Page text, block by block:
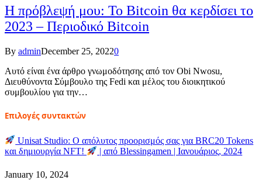
Η πρόβλεψή μου: Το Bitcoin θα κερδίσει το
2023 – Περιοδικό Bitcoin
By adminDecember 25, 20220
Αυτό είναι ένα άρθρο γνωμοδότησης από τον Obi Nwosu,
Διευθύνοντα Σύμβουλο της Fedi και μέλος του διοικητικού
συμβουλίου για την…
Επιλογές συντακτών
Unisat Studio: Ο απόλυτος προορισμός σας για BRC20 Tokens
και δημιουργία NFT!
| από Blessingamen | Ιανουάριος, 2024
January 10, 2024